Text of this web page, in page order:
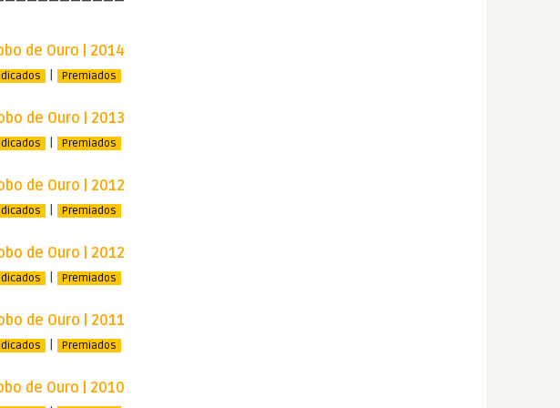
de Ouro | 2014
| Premiados
de Ouro | 2013
| Premiados
de Ouro | 2012
| Premiados
de Ouro | 2012
| Premiados
de Ouro | 2011
| Premiados
de Ouro | 2010